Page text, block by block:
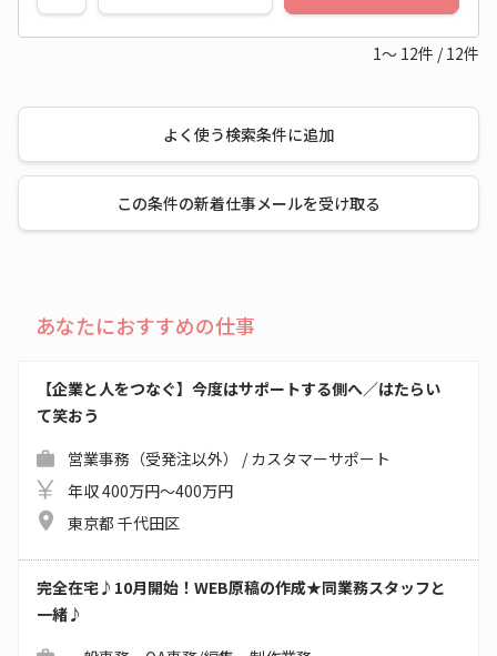
1～ 12件 / 12件
よく使う検索条件に追加
この条件の新着仕事メールを受け取る
あなたにおすすめの仕事
【企業と人をつなぐ】今度はサポートする側へ／はたらい
て笑おう
営業事務（受発注以外） / カスタマーサポート
年収 400万円～400万円
東京都 千代田区
完全在宅♪10月開始！WEB原稿の作成★同業務スタッフと
一緒♪